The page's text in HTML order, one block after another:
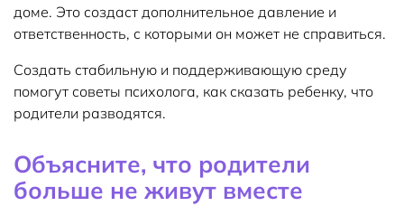
доме. Это создаст дополнительное давление и
ответственность, с которыми он может не справиться.
Создать стабильную и поддерживающую среду
помогут советы психолога, как сказать ребенку, что
родители разводятся.
Объясните, что родители
больше не живут вместе